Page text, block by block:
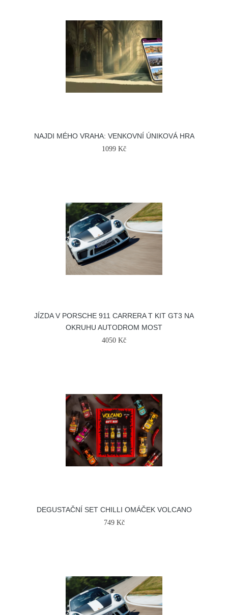
NAJDI MÉHO VRAHA: VENKOVNÍ ÚNIKOVÁ HRA
1099 Kč
JÍZDA V PORSCHE 911 CARRERA T KIT GT3 NA
OKRUHU AUTODROM MOST
4050 Kč
DEGUSTAČNÍ SET CHILLI OMÁČEK VOLCANO
749 Kč